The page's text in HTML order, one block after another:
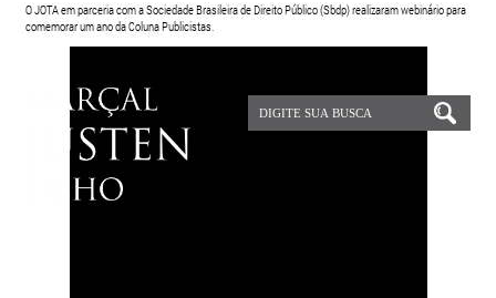
OJOTAem parceria com a Sociedade Brasileira de Direito Público (Sbdp) realizaram webinário para
comemorar um ano da Coluna Publicistas.